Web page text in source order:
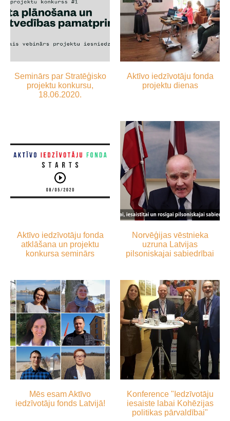
Seminārs par Stratēģisko
projektu konkursu,
18.06.2020.
Aktīvo iedzīvotāju fonda
projektu dienas
Aktīvo iedzīvotāju fonda
atklāšana un projektu
konkursa seminārs
Norvēģijas vēstnieka
uzruna Latvijas
pilsoniskajai sabiedrībai
Mēs esam Aktīvo
iedzīvotāju fonds Latvijā!
Konference "Iedzīvotāju
iesaiste labai Kohēzijas
politikas pārvaldībai"